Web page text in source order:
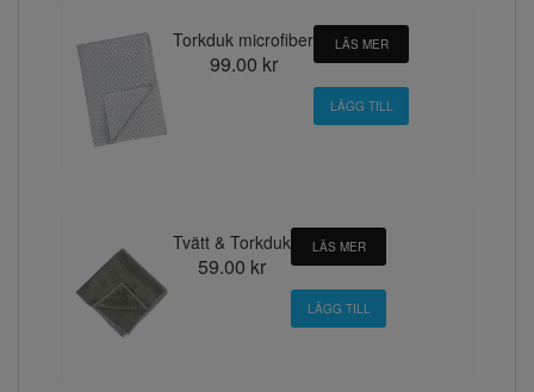
Torkduk microfiber
99.00 kr
LÄS MER
Tvätt & Torkduk
59.00 kr
LÄS MER